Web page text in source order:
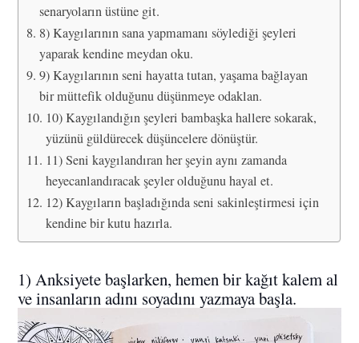
senaryoların üstüne git.
8) Kaygılarının sana yapmamanı söylediği şeyleri
yaparak kendine meydan oku.
9) Kaygılarının seni hayatta tutan, yaşama bağlayan
bir müttefik olduğunu düşünmeye odaklan.
10) Kaygılandığın şeyleri bambaşka hallere sokarak,
yüzünü güldürecek düşüncelere dönüştür.
11) Seni kaygılandıran her şeyin aynı zamanda
heyecanlandıracak şeyler olduğunu hayal et.
12) Kaygıların başladığında seni sakinleştirmesi için
kendine bir kutu hazırla.
1) Anksiyete başlarken, hemen bir kağıt kalem al
ve insanların adını soyadını yazmaya başla.